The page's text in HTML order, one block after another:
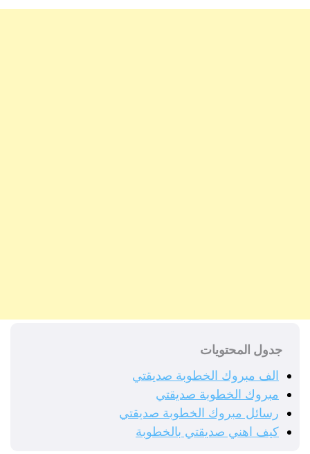
جدول المحتويات
الف مبروك الخطوبة صديقتي
مبروك الخطوبة صديقتي
رسائل مبروك الخطوبة صديقتي
كيف اهني صديقتي بالخطوبة